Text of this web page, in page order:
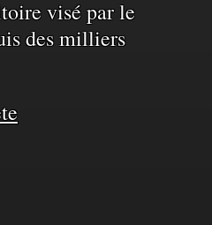
visé par le
des milliers